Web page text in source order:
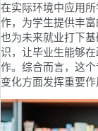
在实际环境中应用
作，为学生提供丰
也为未来就业打下
识，让毕业生能够
作。综合而言，这
变化方面发挥重要作